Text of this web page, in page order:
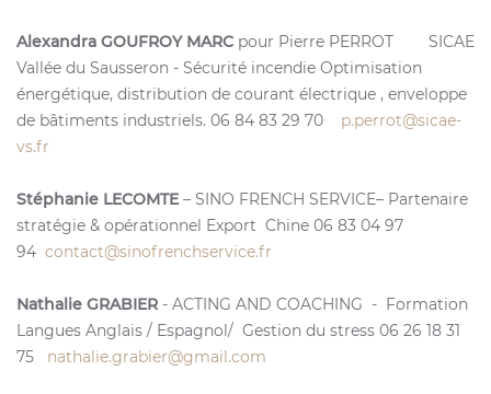
Alexandra GOUFROY MARC pour Pierre PERROT SICAE
Vallée du Sausseron - Sécurité incendie Optimisation
énergétique, distribution de courant électrique , enveloppe
de bâtiments industriels. 06 84 83 29 70 p.perrot@sicae-
vs.fr
Stéphanie LECOMTE – SINO FRENCH SERVICE– Partenaire
stratégie & opérationnel Export Chine 06 83 04 97
94 contact@sinofrenchservice.fr
Nathalie GRABIER - ACTING AND COACHING - Formation
Langues Anglais / Espagnol/ Gestion du stress 06 26 18 31
75 nathalie.grabier@gmail.com